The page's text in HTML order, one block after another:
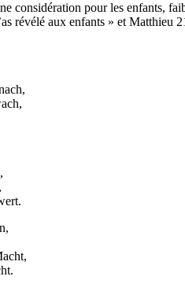
pour les enfants,
révélé aux enfants » et Matthieu